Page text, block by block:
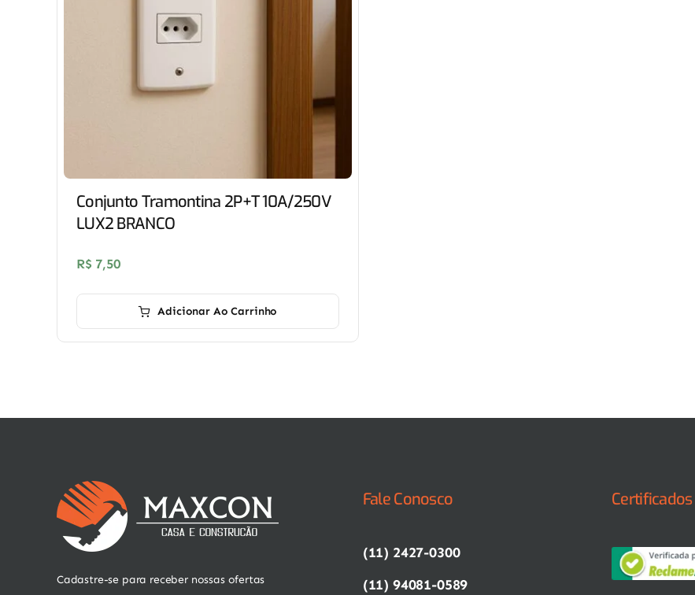
Conjunto Tramontina 2P+T 10A/250V
LUX2 BRANCO
R$ 7,50
Adicionar Ao Carrinho
Cadastre-se para receber nossas ofertas
Fale Conosco
(11) 2427-0300
(11) 94081-0589
Certificados